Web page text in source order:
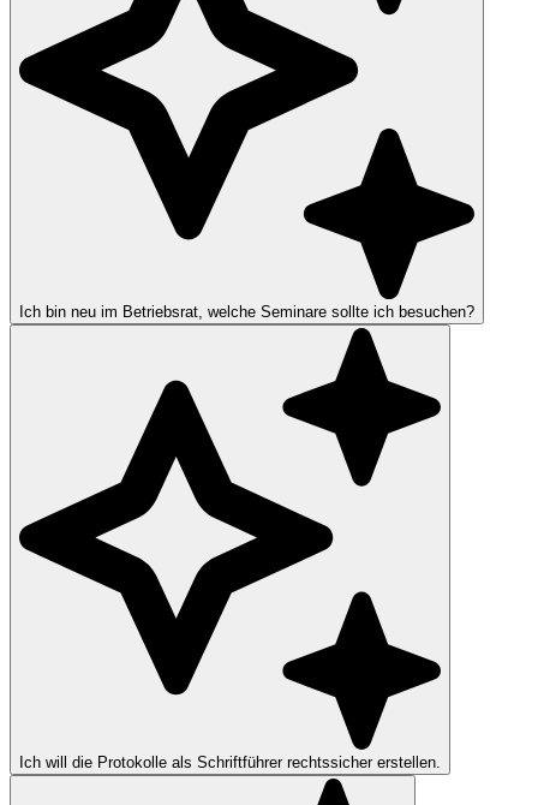
Ich bin neu im Betriebsrat, welche Seminare sollte ich besuchen?
Ich will die Protokolle als Schriftführer rechtssicher erstellen.